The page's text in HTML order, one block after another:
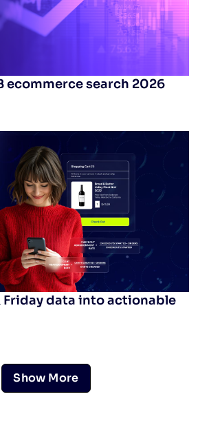
ecommerce search 2026
Friday data into actionable
Show More